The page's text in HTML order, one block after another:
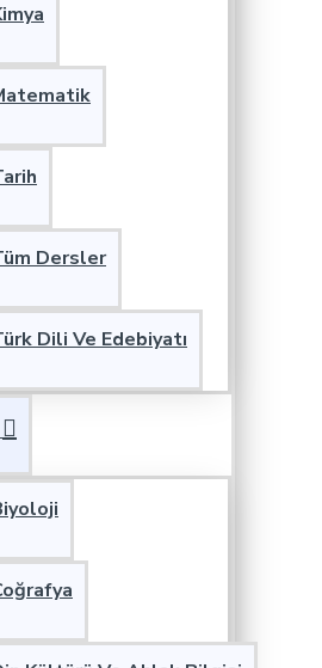
Dersler
Dili Ve Edebiyatı